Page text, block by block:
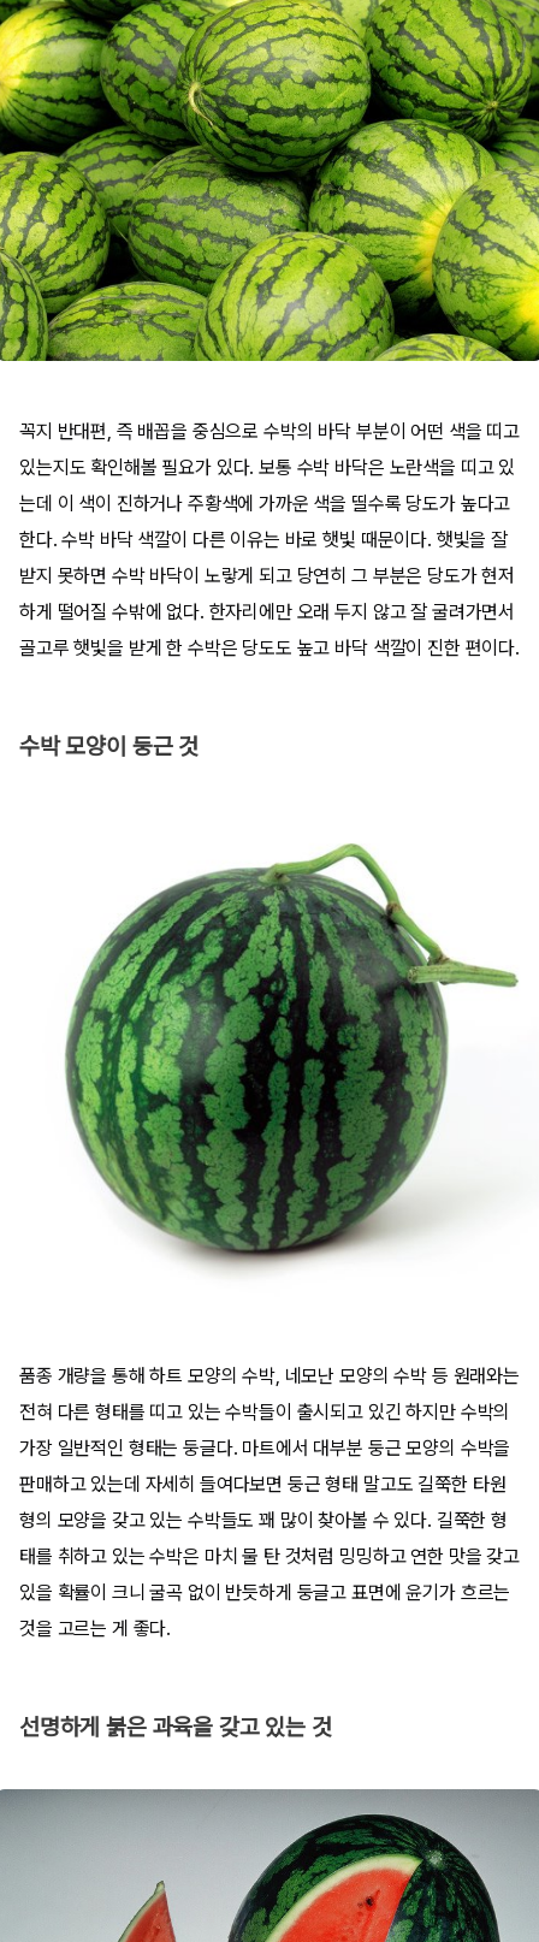
꼭지 반대편, 즉 배꼽을 중심으로 수박의 바닥 부분이 어떤 색을 띠고
있는지도 확인해볼 필요가 있다. 보통 수박 바닥은 노란색을 띠고 있
는데 이 색이 진하거나 주황색에 가까운 색을 띨수록 당도가 높다고
한다. 수박 바닥 색깔이 다른 이유는 바로 햇빛 때문이다. 햇빛을 잘
받지 못하면 수박 바닥이 노랗게 되고 당연히 그 부분은 당도가 현저
하게 떨어질 수밖에 없다. 한자리에만 오래 두지 않고 잘 굴려가면서
골고루 햇빛을 받게 한 수박은 당도도 높고 바닥 색깔이 진한 편이다.
수박 모양이 둥근 것
품종 개량을 통해 하트 모양의 수박, 네모난 모양의 수박 등 원래와는
전혀 다른 형태를 띠고 있는 수박들이 출시되고 있긴 하지만 수박의
가장 일반적인 형태는 둥글다. 마트에서 대부분 둥근 모양의 수박을
판매하고 있는데 자세히 들여다보면 둥근 형태 말고도 길쭉한 타원
형의 모양을 갖고 있는 수박들도 꽤 많이 찾아볼 수 있다. 길쭉한 형
태를 취하고 있는 수박은 마치 물 탄 것처럼 밍밍하고 연한 맛을 갖고
있을 확률이 크니 굴곡 없이 반듯하게 둥글고 표면에 윤기가 흐르는
것을 고르는 게 좋다.
선명하게 붉은 과육을 갖고 있는 것